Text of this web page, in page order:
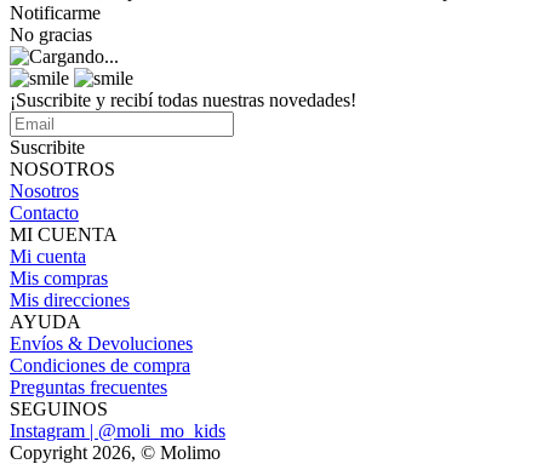
Notificarme
No gracias
¡Suscribite y recibí todas nuestras novedades!
Suscribite
NOSOTROS
Nosotros
Contacto
MI CUENTA
Mi cuenta
Mis compras
Mis direcciones
AYUDA
Envíos & Devoluciones
Condiciones de compra
Preguntas frecuentes
SEGUINOS
Instagram | @moli_mo_kids
Copyright 2026, © Molimo